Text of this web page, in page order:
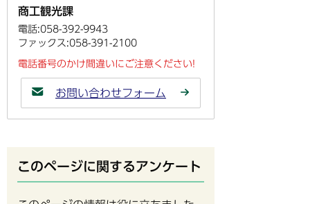
商工観光課
電話:058-392-9943
ファックス:058-391-2100
電話番号のかけ間違いにご注意ください!
お問い合わせフォーム
このページに関するアンケート